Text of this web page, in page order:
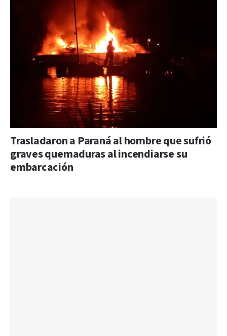
Trasladaron a Paraná al hombre que sufrió
graves quemaduras al incendiarse su
embarcación